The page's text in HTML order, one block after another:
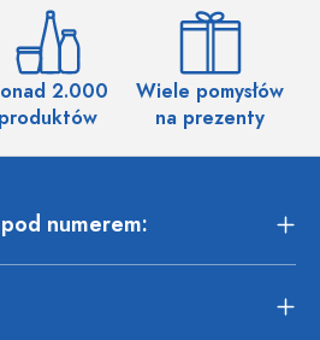
2.000
produktów
Wiele pomysłów
na prezenty
numerem: